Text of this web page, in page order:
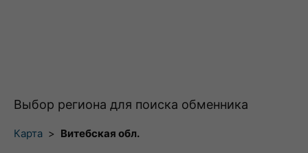
Выбор региона для поиска обменника
Карта > Витебская обл.